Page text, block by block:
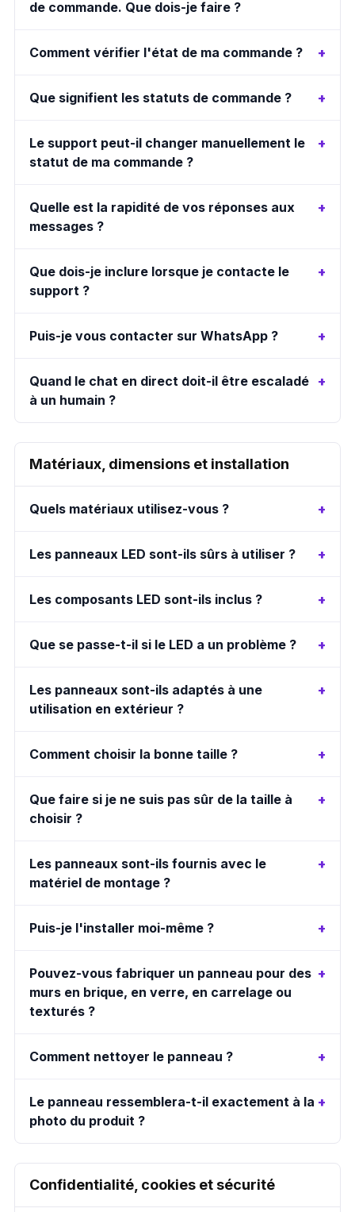
de commande. Que dois-je faire ?
Comment vérifier l'état de ma commande ?
Que signifient les statuts de commande ?
Le support peut-il changer manuellement le
statut de ma commande ?
Quelle est la rapidité de vos réponses aux
messages ?
Que dois-je inclure lorsque je contacte le
support ?
Puis-je vous contacter sur WhatsApp ?
Quand le chat en direct doit-il être escaladé
à un humain ?
Matériaux, dimensions et installation
Quels matériaux utilisez-vous ?
Les panneaux LED sont-ils sûrs à utiliser ?
Les composants LED sont-ils inclus ?
Que se passe-t-il si le LED a un problème ?
Les panneaux sont-ils adaptés à une
utilisation en extérieur ?
Comment choisir la bonne taille ?
Que faire si je ne suis pas sûr de la taille à
choisir ?
Les panneaux sont-ils fournis avec le
matériel de montage ?
Puis-je l'installer moi-même ?
Pouvez-vous fabriquer un panneau pour des
murs en brique, en verre, en carrelage ou
texturés ?
Comment nettoyer le panneau ?
Le panneau ressemblera-t-il exactement à la
photo du produit ?
Confidentialité, cookies et sécurité